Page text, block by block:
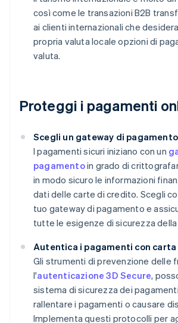
così come le transazioni B2B
ai clienti internazionali che
propria valuta locale opzioni di
valuta.
Proteggi i pagamenti
Scegli un gateway di
I pagamenti sicuri iniziano con un
pagamentoin grado di
in modo sicuro le informazioni
dati delle carte di credito. Scegli
tuo gateway di pagamento e
tutte le esigenze di sicurezza
Autentica i pagamenti con carta
Gli strumenti di prevenzione delle
l'autenticazione 3D Secure,
sistema di sicurezza dei
rallentare i pagamenti o causare
Implementa questi protocolli per